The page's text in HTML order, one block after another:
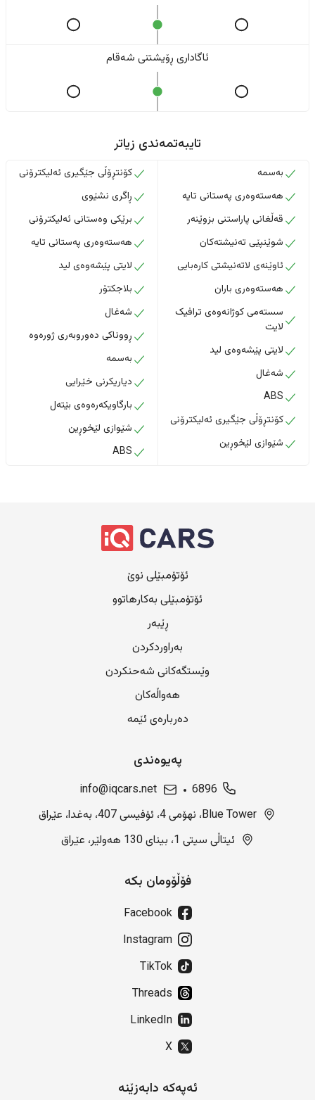
ئاگاداری ڕۆیشتنی شەقام
تایبەتمەندی زیاتر
بەسمە
هەستەوەری پەستانی تایە
قەڵغانی پاراستنی بزوێنەر
شوێنپێی تەنیشتەکان
ئاوێنەی لاتەنیشتی کارەبایی
هەستەوەری باران
سستەمی کوژانەوەی ترافیک
لایت
لایتی پێشەوەی لید
شەغال
ABS
کۆنتڕۆڵی جێگیری ئەلیکترۆنی
شێوازی لێخوڕین
کۆنتڕۆڵی جێگیری ئەلیکترۆنی
ڕاگری نشێوی
برێکی وەستانی ئەلیکترۆنی
هەستەوەری پەستانی تایە
لایتی پێشەوەی لید
بلاجکتۆر
شەغال
ڕووناکی دەوروبەری ژورەوە
بەسمە
دیاریکرنی خێرایی
بارگاویکەرەوەی بێتەل
شێوازی لێخوڕین
ABS
ئۆتۆمبێلی نوێ
ئۆتۆمبێلی بەکارهاتوو
ڕێبەر
بەراوردکردن
وێستگەکانی شەحنکردن
هەواڵەکان
دەربارەی ئێمە
پەیوەندی
6896
info@iqcars.net
Blue Tower، نهۆمی 4، ئۆفیسی 407، بەغدا، عێراق
ئیتاڵی سیتی 1، بینای 130 هەولێر، عێراق
فۆڵۆومان بکە
Facebook
Instagram
TikTok
Threads
LinkedIn
X
ئەپەکە دابەزێنە